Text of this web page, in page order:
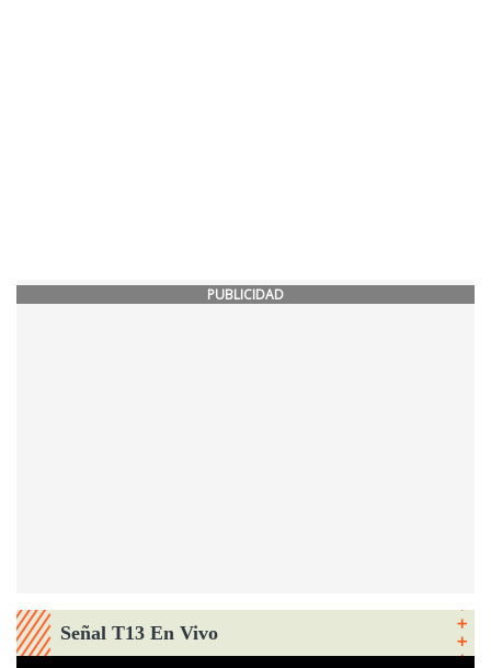
PUBLICIDAD
Señal T13 En Vivo